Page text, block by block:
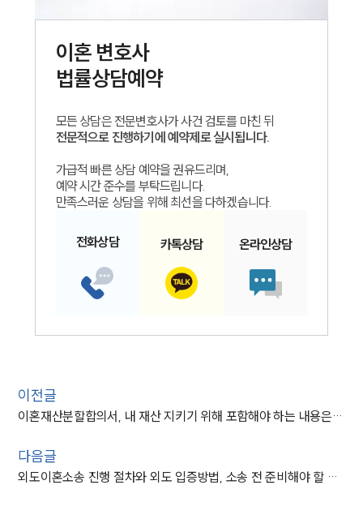
이혼변호사
법률상담예약
모든 상담은 전문변호사가 사건 검토를 마친 뒤
전문적으로 진행하기에 예약제로 실시됩니다.
가급적 빠른 상담 예약을 권유드리며,
예약 시간 준수를 부탁드립니다.
만족스러운 상담을 위해 최선을 다하겠습니다.
전화상담 카톡상담 온라인상담
이전글
이혼재산분할합의서, 내 재산 지키기 위해 포함해야 하는 내용은 무엇일까?
다음글
외도이혼소송 진행 절차와 외도 입증방법, 소송 전 준비해야 할 서류 안내